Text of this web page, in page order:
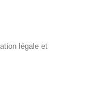
légale et